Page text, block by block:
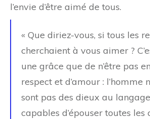
l’envie d’être aimé de tous.
« Que diriez-vous, si tous les
cherchaient à vous aimer ?
une grâce que de n’être pas
respect et d’amour : l’homme
sont pas des dieux au
capables d’épouser toutes les